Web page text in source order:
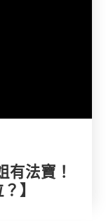
有法寶！
】